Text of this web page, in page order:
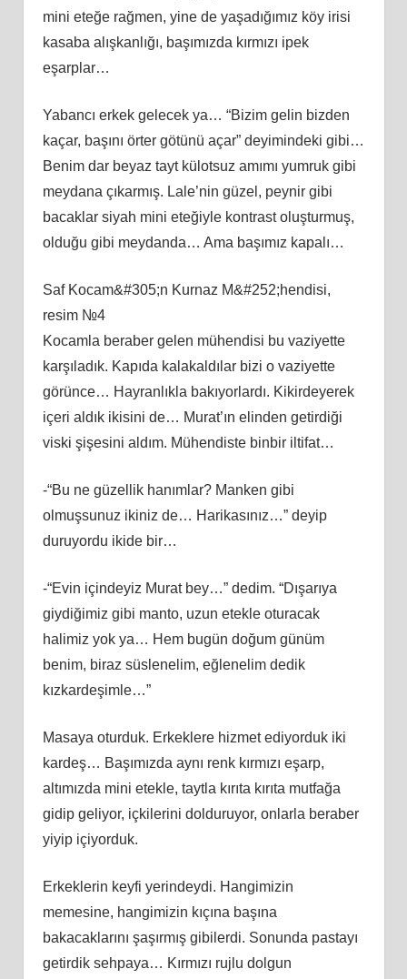
mini eteğe rağmen, yine de yaşadığımız köy irisi
kasaba alışkanlığı, başımızda kırmızı ipek
eşarplar…
Yabancı erkek gelecek ya… “Bizim gelin bizden
kaçar, başını örter götünü açar” deyimindeki gibi…
Benim dar beyaz tayt külotsuz amımı yumruk gibi
meydana çıkarmış. Lale’nin güzel, peynir gibi
bacaklar siyah mini eteğiyle kontrast oluşturmuş,
olduğu gibi meydanda… Ama başımız kapalı…
Saf Kocam&#305;n Kurnaz M&#252;hendisi,
resim №4
Kocamla beraber gelen mühendisi bu vaziyette
karşıladık. Kapıda kalakaldılar bizi o vaziyette
görünce… Hayranlıkla bakıyorlardı. Kikirdeyerek
içeri aldık ikisini de… Murat’ın elinden getirdiği
viski şişesini aldım. Mühendiste binbir iltifat…
-“Bu ne güzellik hanımlar? Manken gibi
olmuşsunuz ikiniz de… Harikasınız…” deyip
duruyordu ikide bir…
-“Evin içindeyiz Murat bey…” dedim. “Dışarıya
giydiğimiz gibi manto, uzun etekle oturacak
halimiz yok ya… Hem bugün doğum günüm
benim, biraz süslenelim, eğlenelim dedik
kızkardeşimle…”
Masaya oturduk. Erkeklere hizmet ediyorduk iki
kardeş… Başımızda aynı renk kırmızı eşarp,
altımızda mini etekle, taytla kırıta kırıta mutfağa
gidip geliyor, içkilerini dolduruyor, onlarla beraber
yiyip içiyorduk.
Erkeklerin keyfi yerindeydi. Hangimizin
memesine, hangimizin kıçına başına
bakacaklarını şaşırmış gibilerdi. Sonunda pastayı
getirdik sehpaya… Kırmızı rujlu dolgun